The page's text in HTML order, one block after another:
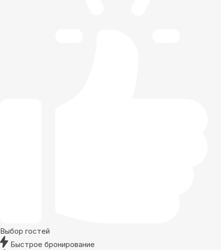
Выбор гостей
Быстрое бронирование